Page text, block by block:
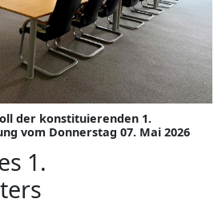
der konstituierenden 1.
vom Donnerstag 07. Mai 2026
1.